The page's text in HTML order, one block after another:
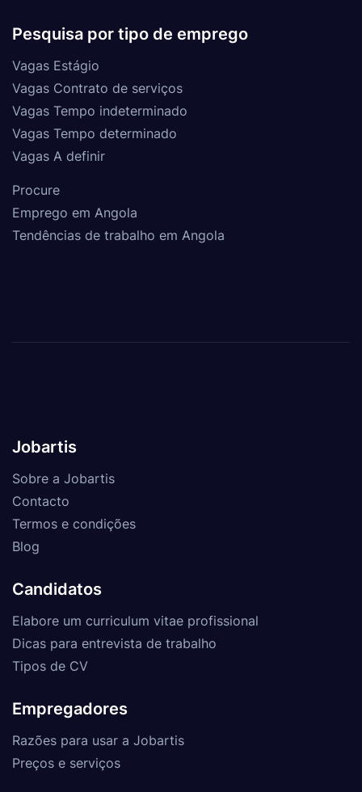
Pesquisa por tipo de emprego
Vagas Estágio
Vagas Contrato de serviços
Vagas Tempo indeterminado
Vagas Tempo determinado
Vagas A definir
Procure
Emprego em Angola
Tendências de trabalho em Angola
Jobartis
Sobre a Jobartis
Contacto
Termos e condições
Blog
Candidatos
Elabore um curriculum vitae profissional
Dicas para entrevista de trabalho
Tipos de CV
Empregadores
Razões para usar a Jobartis
Preços e serviços